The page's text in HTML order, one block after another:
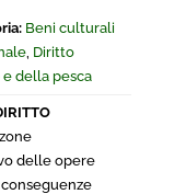
Beni culturali
, Diritto
della pesca
delle opere